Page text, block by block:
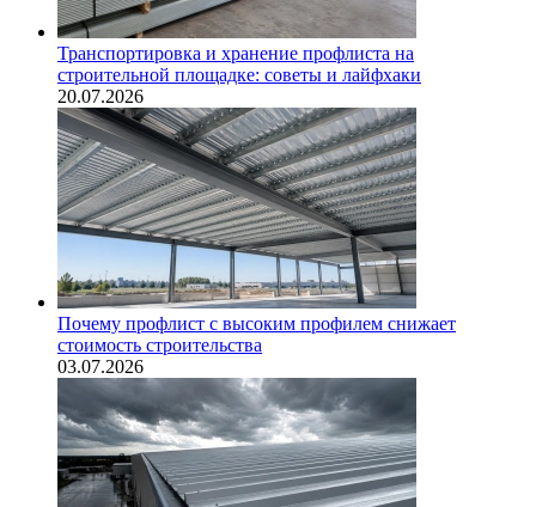
Транспортировка и хранение профлиста на
строительной площадке: советы и лайфхаки
20.07.2026
Почему профлист с высоким профилем снижает
стоимость строительства
03.07.2026